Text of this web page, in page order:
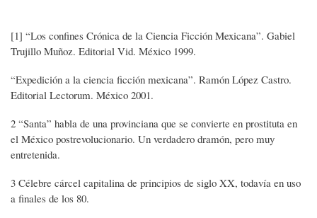
[1] “Los confines Crónica de la Ciencia Ficción Mexicana”. Gabiel
Trujillo Muñoz. Editorial Vid. México 1999.
“Expedición a la ciencia ficción mexicana”. Ramón López Castro.
Editorial Lectorum. México 2001.
2 “Santa” habla de una provinciana que se convierte en prostituta en
el México postrevolucionario. Un verdadero dramón, pero muy
entretenida.
3 Célebre cárcel capitalina de principios de siglo XX, todavía en uso
a finales de los 80.